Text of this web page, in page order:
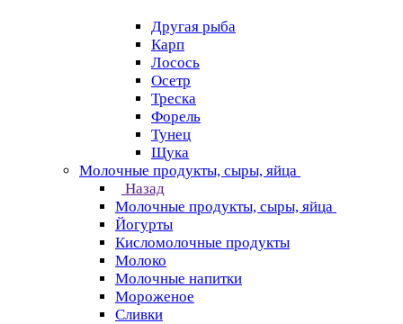
Другая рыба
Карп
Лосось
Осетр
Треска
Форель
Тунец
Щука
Молочные продукты, сыры, яйца
Назад
Молочные продукты, сыры, яйца
Йогурты
Кисломолочные продукты
Молоко
Молочные напитки
Мороженое
Сливки